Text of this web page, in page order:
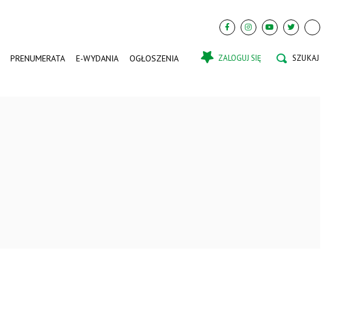
PRENUMERATA E-WYDANIA OGŁOSZENIA ZALOGUJ SIĘ